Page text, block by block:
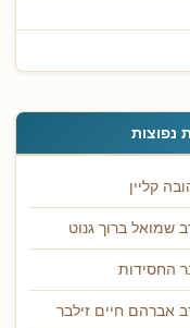
נפוצות
קליין
שמואל ברוך גנוט
החסידות
אברהם חיים זילבר